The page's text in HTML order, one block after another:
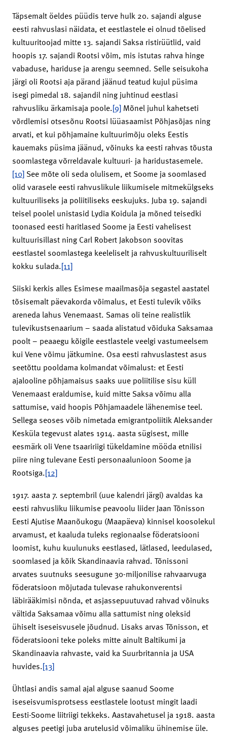
Täpsemalt öeldes püüdis terve hulk 20. sajandi alguse
eesti rahvuslasi näidata, et eestlastele ei olnud tõelised
kultuuritoojad mitte 13. sajandi Saksa ristirüütlid, vaid
hoopis 17. sajandi Rootsi võim, mis istutas rahva hinge
vabaduse, hariduse ja arengu seemned. Selle seisukoha
järgi oli Rootsi aja pärand jäänud teatud kujul püsima
isegi pimedal 18. sajandil ning juhtinud eestlasi
rahvusliku ärkamisaja poole.[9] Mõnel juhul kahetseti
võrdlemisi otsesõnu Rootsi lüüasaamist Põhjasõjas ning
arvati, et kui põhjamaine kultuurimõju oleks Eestis
kauemaks püsima jäänud, võinuks ka eesti rahvas tõusta
soomlastega võrreldavale kultuuri- ja haridustasemele.
[10] See mõte oli seda olulisem, et Soome ja soomlased
olid varasele eesti rahvuslikule liikumisele mitmekülgseks
kultuuriliseks ja poliitiliseks eeskujuks. Juba 19. sajandi
teisel poolel unistasid Lydia Koidula ja mõned teisedki
toonased eesti haritlased Soome ja Eesti vahelisest
kultuurisillast ning Carl Robert Jakobson soovitas
eestlastel soomlastega keeleliselt ja rahvuskultuuriliselt
kokku sulada.[11]
Siiski kerkis alles Esimese maailmasõja segastel aastatel
tõsisemalt päevakorda võimalus, et Eesti tulevik võiks
areneda lahus Venemaast. Samas oli teine realistlik
tulevikustsenaarium – saada alistatud võiduka Saksamaa
poolt – peaaegu kõigile eestlastele veelgi vastumeelsem
kui Vene võimu jätkumine. Osa eesti rahvuslastest asus
seetõttu pooldama kolmandat võimalust: et Eesti
ajalooline põhjamaisus saaks uue poliitilise sisu küll
Venemaast eraldumise, kuid mitte Saksa võimu alla
sattumise, vaid hoopis Põhjamaadele lähenemise teel.
Sellega seoses võib nimetada emigrantpoliitik Aleksander
Kesküla tegevust alates 1914. aasta sügisest, mille
eesmärk oli Vene tsaaririigi tükeldamine mööda etnilisi
piire ning tulevane Eesti personaalunioon Soome ja
Rootsiga.[12]
1917. aasta 7. septembril (uue kalendri järgi) avaldas ka
eesti rahvusliku liikumise peavoolu liider Jaan Tõnisson
Eesti Ajutise Maanõukogu (Maapäeva) kinnisel koosolekul
arvamust, et kaaluda tuleks regionaalse föderatsiooni
loomist, kuhu kuulunuks eestlased, lätlased, leedulased,
soomlased ja kõik Skandinaavia rahvad. Tõnissoni
arvates suutnuks seesugune 30-miljonilise rahvaarvuga
föderatsioon mõjutada tulevase rahukonverentsi
läbirääkimisi nõnda, et asjassepuutuvad rahvad võinuks
vältida Saksamaa võimu alla sattumist ning oleksid
ühiselt iseseisvusele jõudnud. Lisaks arvas Tõnisson, et
föderatsiooni teke poleks mitte ainult Baltikumi ja
Skandinaavia rahvaste, vaid ka Suurbritannia ja USA
huvides.[13]
Ühtlasi andis samal ajal alguse saanud Soome
iseseisvumisprotsess eestlastele lootust mingit laadi
Eesti-Soome liitriigi tekkeks. Aastavahetusel ja 1918. aasta
alguses peetigi juba arutelusid võimaliku ühinemise üle.